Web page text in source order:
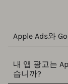
Apple Ads와
내 앱 광고는
습니까?